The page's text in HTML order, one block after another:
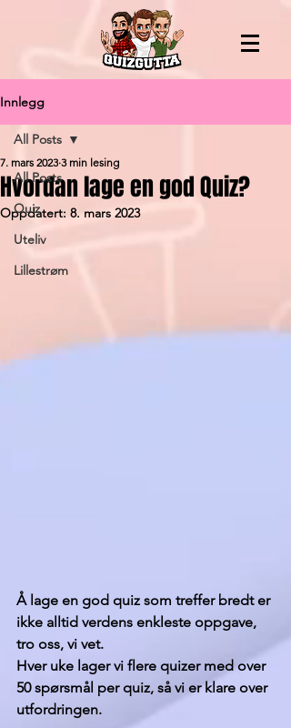
Innlegg
All Posts
Quiz
Uteliv
Lillestrøm
All Posts
Hvordan lage en god Quiz?
7. mars 2023 3 min lesing
Oppdatert: 8. mars 2023
Å lage en god quiz som treffer bredt er
ikke alltid verdens enkleste oppgave,
tro oss, vi vet.
Hver uke lager vi flere quizer med over
50 spørsmål per quiz, så vi er klare over
utfordringen.